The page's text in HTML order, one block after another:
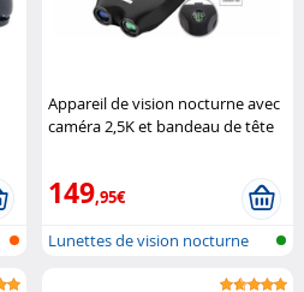
Appareil de vision nocturne avec
caméra 2,5K et bandeau de tête
149,95€
Lunettes de vision nocturne